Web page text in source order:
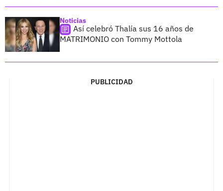
Noticias
Así celebró Thalía sus 16 años de
MATRIMONIO con Tommy Mottola
PUBLICIDAD